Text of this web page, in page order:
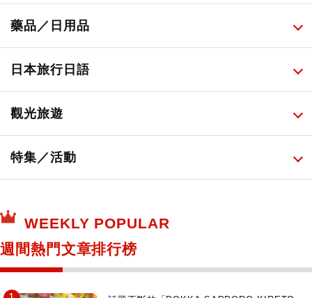
必吃的日式早餐
日本酒達人
藥妝店化妝品
健康/美容儀器
廚房家電
所有
伴手禮排行榜
免稅商店
藥品／日用品
所有
百圓商店
日常用藥
日本旅行日語
所有
觀光旅遊
所有
特集／活動
東京百貨店～TOKYO Depart～
WEEKLY POPULAR
週間熱門文章排行榜